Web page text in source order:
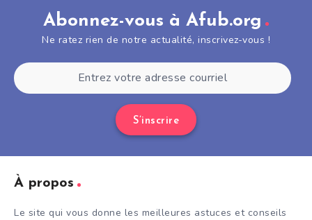
Abonnez-vous à Afub.org
Ne ratez rien de notre actualité, inscrivez-vous !
S’inscrire
À propos
Le site qui vous donne les meilleures astuces et conseils